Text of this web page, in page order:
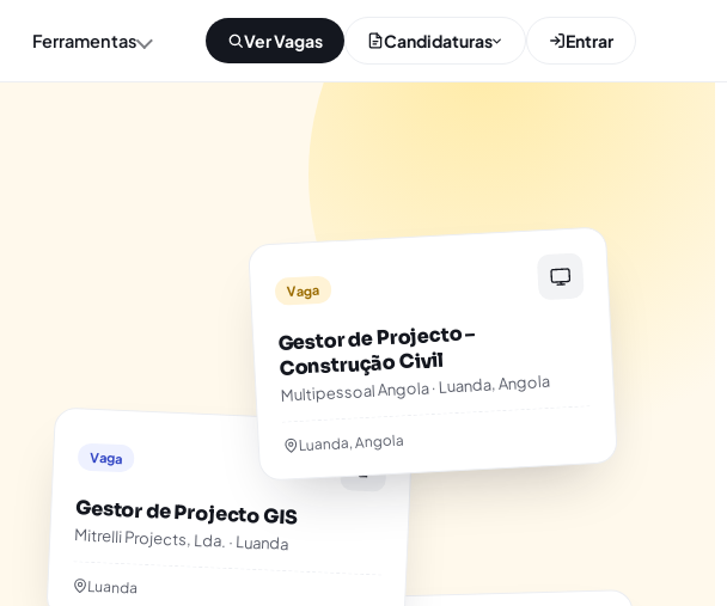
Ferramentas Ver Vagas Candidaturas Entrar
Vaga
Gestor de Projecto –
Construção Civil
Multipessoal Angola · Luanda, Angola
Luanda, Angola
Vaga
Gestor de Projecto GIS
Mitrelli Projects, Lda. · Luanda
Luanda